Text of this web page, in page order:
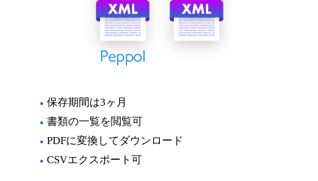
保存期間は3ヶ月
書類の一覧を閲覧可
PDFに変換してダウンロード
CSVエクスポート可